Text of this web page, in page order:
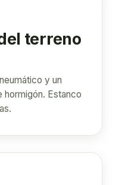
terreno
y un
hormigón. Estanco